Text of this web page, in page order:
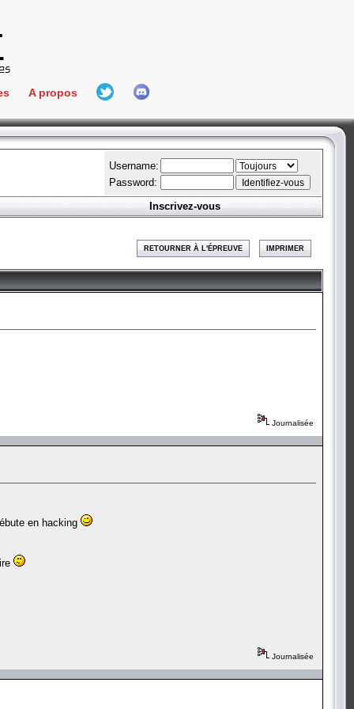
Connect
A propos
L'équipe
Hall Of Fame
Username:
Password:
Inscrivez-vous
RETOURNER À L'ÉPREUVE IMPRIMER
Journalisée
en hacking
Journalisée